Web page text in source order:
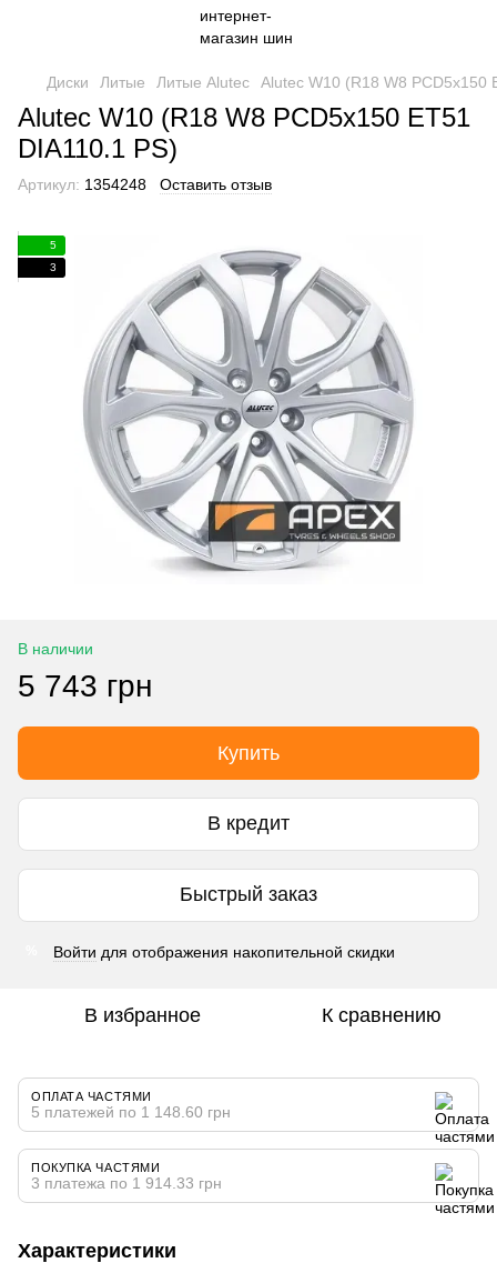
Диски Литые Литые Alutec Alutec W10 (R18 W8 PCD5x150
Alutec W10 (R18 W8 PCD5x150 ET51
DIA110.1 PS)
Артикул: 1354248 Оставить отзыв
5
3
В наличии
5 743 грн
Купить
В кредит
Быстрый заказ
Войти для отображения накопительной скидки
В избранное К сравнению
ОПЛАТА ЧАСТЯМИ
5 платежей по 1 148.60 грн
ПОКУПКА ЧАСТЯМИ
3 платежа по 1 914.33 грн
Характеристики